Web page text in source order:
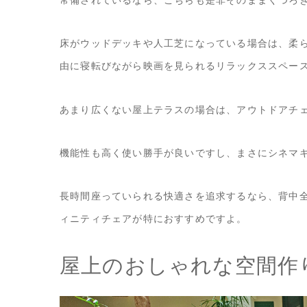
床がウッドデッキや人工芝になっている場合は、
由に寝転びながら映画を見られるリラックススペー
あまり広くない屋上テラスの場合は、アウトドア
機能性も高く使い勝手が良いですし、まさにシネマ
長時間座っていられる快適さを追求するなら、背
ィニティチェアが特におすすめですよ。
屋上のおしゃれな空間